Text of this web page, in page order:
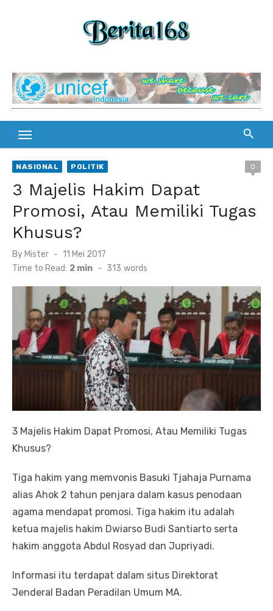
NASIONAL POLITIK 0
3 Majelis Hakim Dapat
Promosi, Atau Memiliki Tugas
Khusus?
By Mister
Posted
on
11 Mei 2017
Time to Read: 2 min - 313 words
3 Majelis Hakim Dapat Promosi, Atau Memiliki Tugas
Khusus?
Tiga hakim yang memvonis Basuki Tjahaja Purnama
alias Ahok 2 tahun penjara dalam kasus penodaan
agama mendapat promosi. Tiga hakim itu adalah
ketua majelis hakim Dwiarso Budi Santiarto serta
hakim anggota Abdul Rosyad dan Jupriyadi.
Informasi itu terdapat dalam situs Direktorat
Jenderal Badan Peradilan Umum MA.